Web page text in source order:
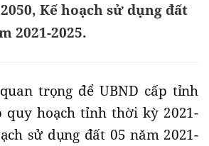
Kế hoạch sử dụng đất
2021-2025.
trọng để UBND cấp tỉnh
quy hoạch tỉnh thời kỳ 2021-
sử dụng đất 05 năm 2021-